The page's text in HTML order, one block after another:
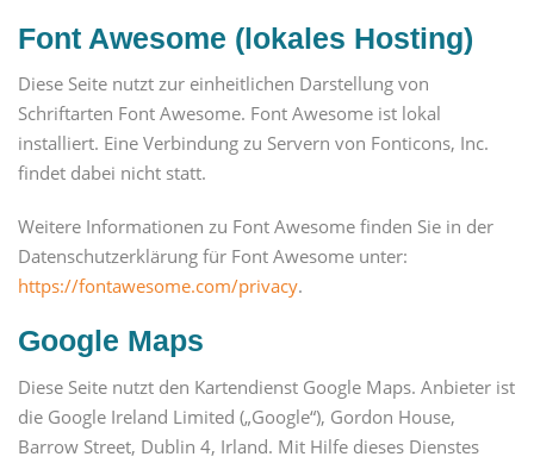
Font Awesome (lokales Hosting)
Diese Seite nutzt zur einheitlichen Darstellung von
Schriftarten Font Awesome. Font Awesome ist lokal
installiert. Eine Verbindung zu Servern von Fonticons, Inc.
findet dabei nicht statt.
Weitere Informationen zu Font Awesome finden Sie in der
Datenschutzerklärung für Font Awesome unter:
https://fontawesome.com/privacy.
Google Maps
Diese Seite nutzt den Kartendienst Google Maps. Anbieter ist
die Google Ireland Limited („Google“), Gordon House,
Barrow Street, Dublin 4, Irland. Mit Hilfe dieses Dienstes